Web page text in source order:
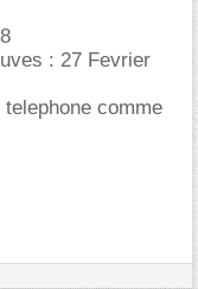
: 27 Fevrier
comme